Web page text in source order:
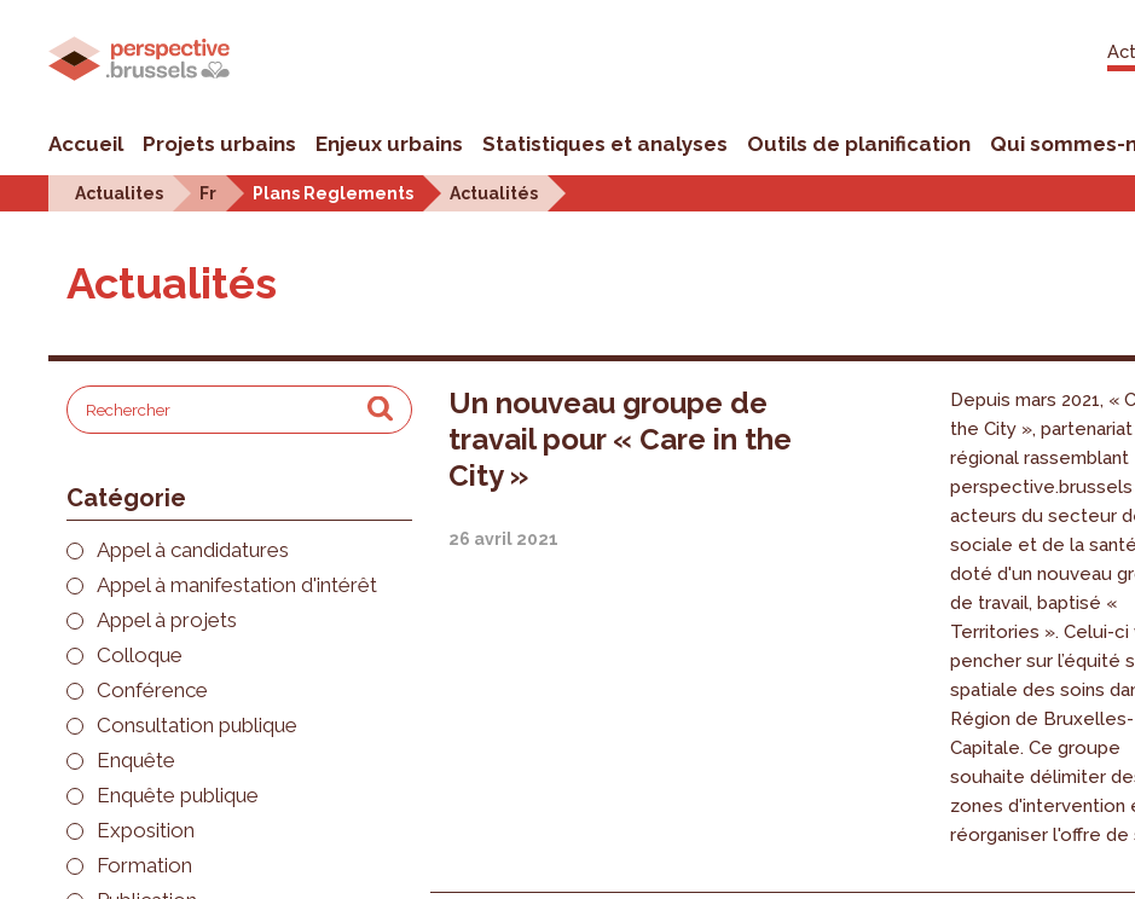
Accueil Projets urbains Enjeux urbains Statistiques et analyses Outils de planification Qui sommes-
Actualites Fr Plans Reglements Actualités
Actualités
Catégorie
Appel à candidatures
Appel à manifestation d'intérêt
Appel à projets
Colloque
Conférence
Consultation publique
Enquête
Enquête publique
Exposition
Formation
Un nouveau groupe de
travail pour « Care in the
City »
26 avril 2021
Depuis mars 2021, «
the City », partenariat
régional rassemblant
acteurs du secteur
sociale et de la
doté d'un nouveau
de travail, baptisé «
Territories ». Celui-ci
pencher sur l’équité
spatiale des soins
Région de Bruxelles-
Capitale. Ce groupe
souhaite délimiter
zones d'intervention
réorganiser l'offre de